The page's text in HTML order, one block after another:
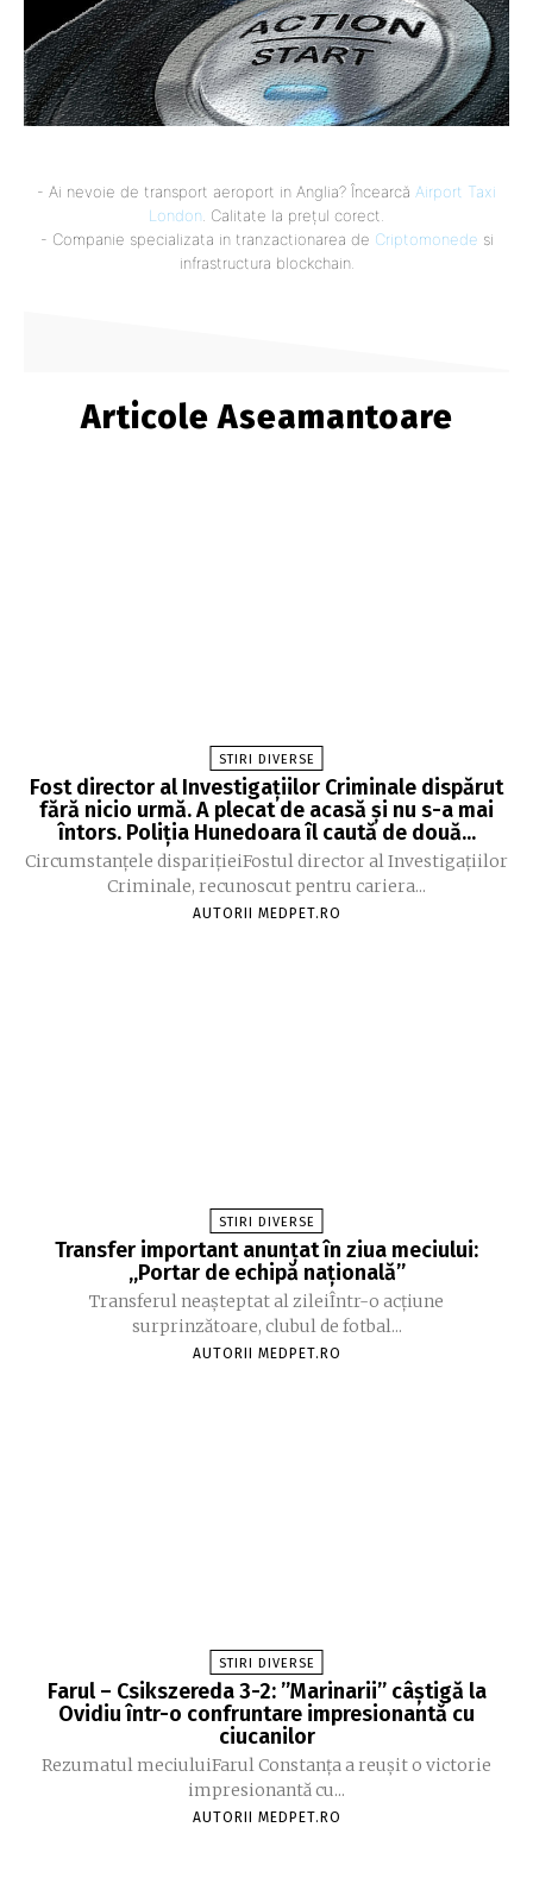
- Ai nevoie de transport aeroport in Anglia? Încearcă Airport Taxi
London. Calitate la prețul corect.
- Companie specializata in tranzactionarea de Criptomonede si
infrastructura blockchain.
Articole Aseamantoare
STIRI DIVERSE
Fost director al Investigațiilor Criminale dispărut
fără nicio urmă. A plecat de acasă și nu s-a mai
întors. Poliția Hunedoara îl caută de două...
Circumstanțele disparițieiFostul director al Investigațiilor
Criminale, recunoscut pentru cariera...
AUTORII MEDPET.RO
STIRI DIVERSE
Transfer important anunțat în ziua meciului:
„Portar de echipă națională”
Transferul neașteptat al zileiÎntr-o acțiune
surprinzătoare, clubul de fotbal...
AUTORII MEDPET.RO
STIRI DIVERSE
Farul – Csikszereda 3-2: ”Marinarii” câștigă la
Ovidiu într-o confruntare impresionantă cu
ciucanilor
Rezumatul meciuluiFarul Constanța a reușit o victorie
impresionantă cu...
AUTORII MEDPET.RO